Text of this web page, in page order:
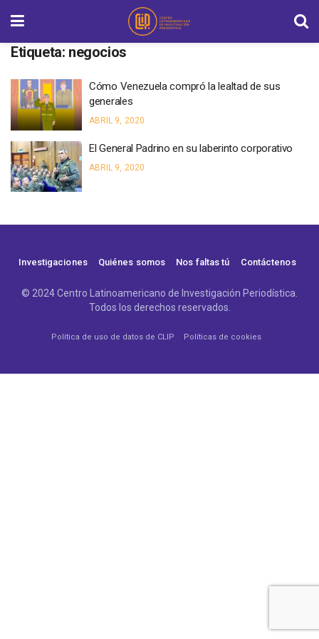
Etiqueta: negocios
Cómo Venezuela compró la lealtad de sus
generales
ABRIL 9, 2020
El General Padrino en su laberinto corporativo
ABRIL 9, 2020
Investigaciones Quiénes somos Nos faltas tú Contáctenos
© 2024 Centro Latinoamericano de Investigación Periodística.
Todos los derechos reservados.
Política de uso de datos de CLIP Políticas de cookies